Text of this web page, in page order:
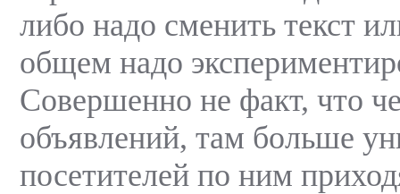
либо надо сменить текст
общем надо
Совершенно не факт, что
объявлений, там больше
посетителей по ним